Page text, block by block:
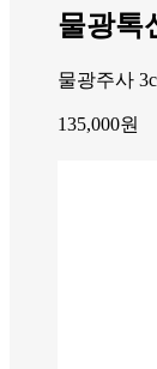
물광톡
물광주사
135,000원